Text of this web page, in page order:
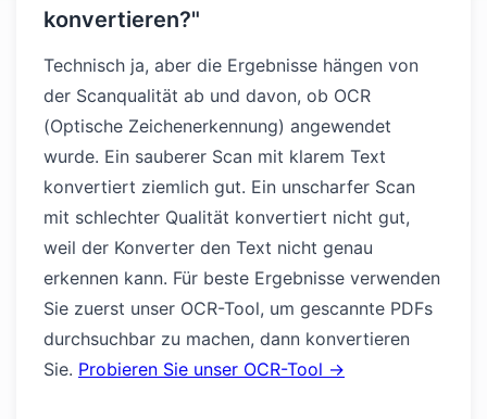
konvertieren?"
Technisch ja, aber die Ergebnisse hängen von
der Scanqualität ab und davon, ob OCR
(Optische Zeichenerkennung) angewendet
wurde. Ein sauberer Scan mit klarem Text
konvertiert ziemlich gut. Ein unscharfer Scan
mit schlechter Qualität konvertiert nicht gut,
weil der Konverter den Text nicht genau
erkennen kann. Für beste Ergebnisse verwenden
Sie zuerst unser OCR-Tool, um gescannte PDFs
durchsuchbar zu machen, dann konvertieren
Sie. Probieren Sie unser OCR-Tool →